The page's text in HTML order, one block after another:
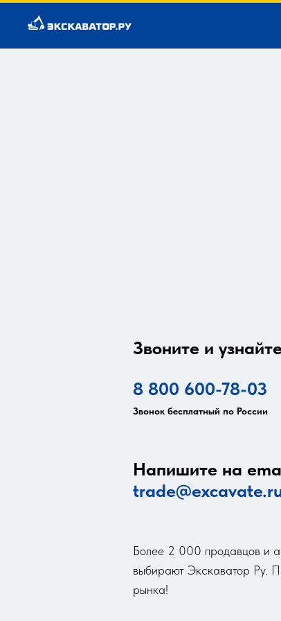
Звоните и
8 800 600-78-03
Звонок бесплатный по России
Напишите на
Более 2 000 продавцов и
выбирают Экскаватор Ру.
рынка!